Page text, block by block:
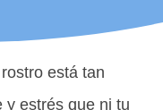
está tan
y estrés que ni tu